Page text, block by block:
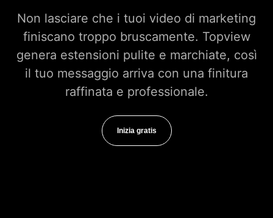
Non lasciare che i tuoi video di marketing
finiscano troppo bruscamente. Topview
genera estensioni pulite e marchiate, così
il tuo messaggio arriva con una finitura
raffinata e professionale.
Inizia gratis